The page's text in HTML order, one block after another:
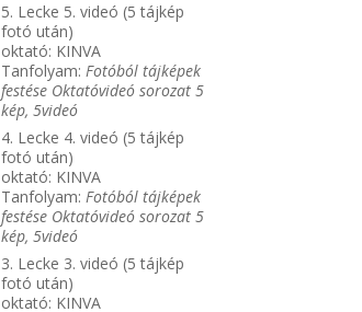
5. Lecke 5. videó (5 tájkép
fotó után)
oktató: KINVA
Tanfolyam:Fotóból tájképek
festése Oktatóvideó sorozat 5
kép, 5videó
4. Lecke 4. videó (5 tájkép
fotó után)
oktató: KINVA
Tanfolyam:Fotóból tájképek
festése Oktatóvideó sorozat 5
kép, 5videó
3. Lecke 3. videó (5 tájkép
fotó után)
oktató: KINVA